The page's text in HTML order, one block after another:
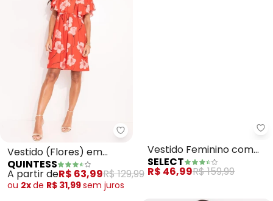
Quintess - Vestido (Flores) em
Vestido (Flores) em
Malha Fria
QUINTESS
A partir deR$ 63,99R$ 129,99
ou 2xde R$ 31,99sem juros
Vestido Feminino com
Manga Bufante
SELECT
R$ 46,99R$ 159,99